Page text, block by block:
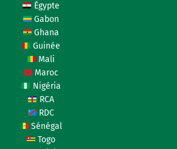
Égypte
Gabon
Ghana
Guinée
Mali
Maroc
Nigéria
RCA
RDC
Sénégal
Togo